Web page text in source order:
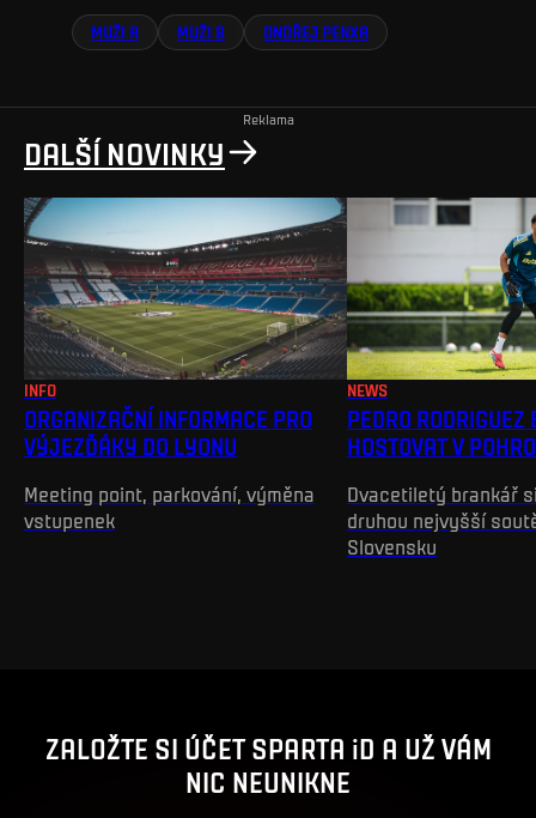
MUŽI A MUŽI B ONDŘEJ PENXA
Reklama
DALŠÍ NOVINKY
INFO
ORGANIZAČNÍ INFORMACE PRO
VÝJEZĎÁKY DO LYONU
Meeting point, parkování, výměna
vstupenek
NEWS
PEDRO RODRIGUEZ
HOSTOVAT V
Dvacetiletý brankář
druhou nejvyšší
Slovensku
ZALOŽTE SI ÚČET SPARTA iD A UŽ VÁM
NIC NEUNIKNE